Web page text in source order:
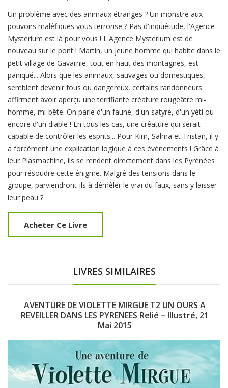
Product
Summery
Un problème avec des animaux étranges ? Un monstre aux
pouvoirs maléfiques vous terrorise ? Pas d'inquiétude, l'Agence
Mysterium est là pour vous ! L'Agence Mysterium est de
nouveau sur le pont ! Martin, un jeune homme qui habite dans le
petit village de Gavarnie, tout en haut des montagnes, est
paniqué... Alors que les animaux, sauvages ou domestiques,
semblent devenir fous ou dangereux, certains randonneurs
affirment avoir aperçu une terrifiante créature rougeâtre mi-
homme, mi-bête. On parle d'un faune, d'un satyre, d'un yéti ou
encore d'un diable ! En tous les cas, une créature qui serait
capable de contrôler les esprits... Pour Kim, Salma et Tristan, il y
a forcément une explication logique à ces événements ! Grâce à
leur Plasmachine, ils se rendent directement dans les Pyrénées
pour résoudre cette énigme. Malgré des tensions dans le
groupe, parviendront-ils à démêler le vrai du faux, sans y laisser
leur peau ?
Acheter Ce Livre
LIVRES SIMILAIRES
AVENTURE DE VIOLETTE MIRGUE T2 UN OURS A
REVEILLER DANS LES PYRENEES Relié – Illustré, 21
Mai 2015